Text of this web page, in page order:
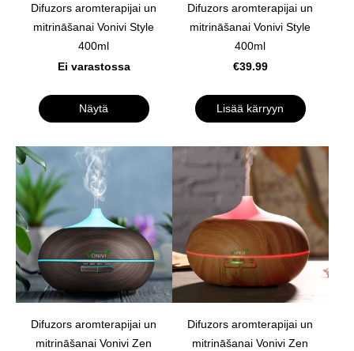
Difuzors aromterapijai un
mitrināšanai Vonivi Style
400ml
Ei varastossa
Näytä
Difuzors aromterapijai un
mitrināšanai Vonivi Style
400ml
€39.99
Lisää kärryyn
Difuzors aromterapijai un
mitrināšanai Vonivi Zen
Difuzors aromterapijai un
mitrināšanai Vonivi Zen